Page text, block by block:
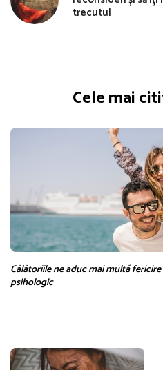
trecutul
Cele mai
Călătoriile ne aduc mai multă
psihologic